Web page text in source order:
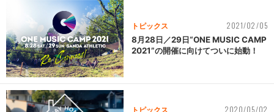
トピックス 2021/02/05
8月28日／29日“ONE MUSIC CAMP
2021”の開催に向けてついに始動！
トピックス 2020/05/02